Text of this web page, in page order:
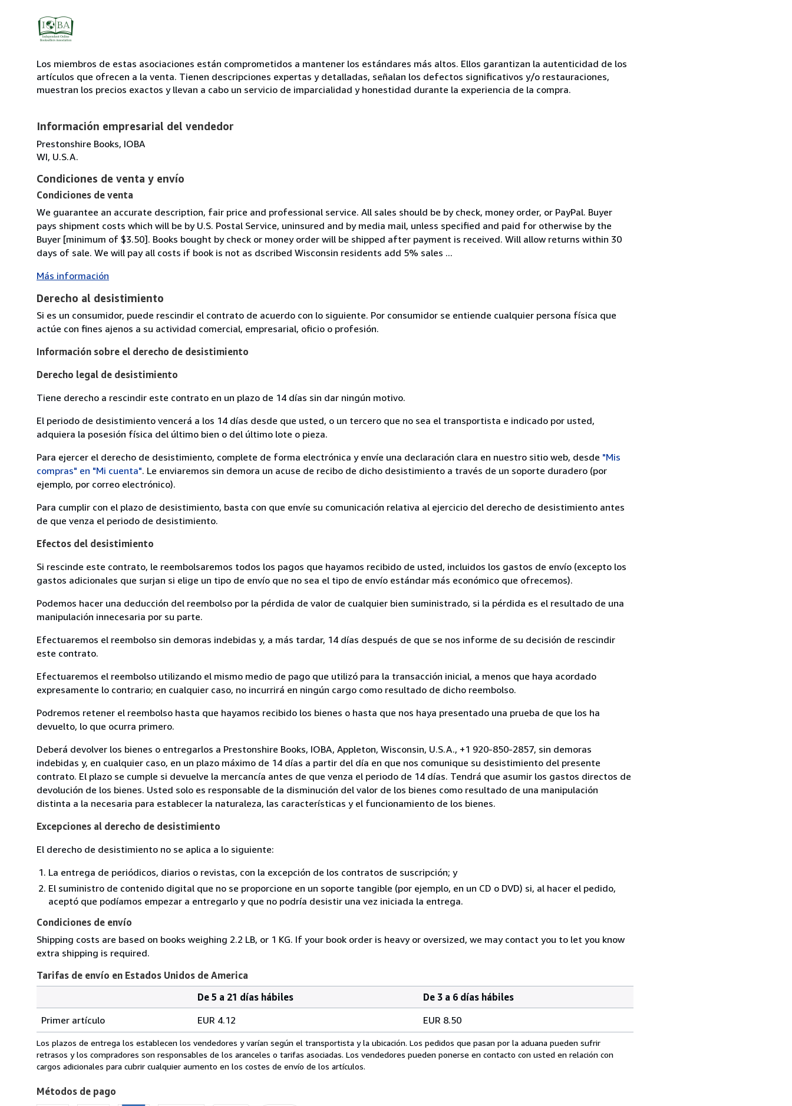
Los miembros de estas asociaciones están comprometidos a mantener los estándares más altos. Ellos garantizan la autenticidad de los
artículos que ofrecen a la venta. Tienen descripciones expertas y detalladas, señalan los defectos significativos y/o restauraciones,
muestran los precios exactos y llevan a cabo un servicio de imparcialidad y honestidad durante la experiencia de la compra.
Información empresarial del vendedor
Prestonshire Books, IOBA
WI, U.S.A.
Condiciones de venta y envío
Condiciones de venta
We guarantee an accurate description, fair price and professional service. All sales should be by check, money order, or PayPal. Buyer
pays shipment costs which will be by U.S. Postal Service, uninsured and by media mail, unless specified and paid for otherwise by the
Buyer [minimum of $3.50]. Books bought by check or money order will be shipped after payment is received. Will allow returns within 30
days of sale. We will pay all costs if book is not as dscribed Wisconsin residents add 5% sales ...
Más información
Derecho al desistimiento
Si es un consumidor, puede rescindir el contrato de acuerdo con lo siguiente. Por consumidor se entiende cualquier persona física que
actúe con fines ajenos a su actividad comercial, empresarial, oficio o profesión.
Información sobre el derecho de desistimiento
Derecho legal de desistimiento
Tiene derecho a rescindir este contrato en un plazo de 14 días sin dar ningún motivo.
El periodo de desistimiento vencerá a los 14 días desde que usted, o un tercero que no sea el transportista e indicado por usted,
adquiera la posesión física del último bien o del último lote o pieza.
Para ejercer el derecho de desistimiento, complete de forma electrónica y envíe una declaración clara en nuestro sitio web, desde "Mis
compras" en "Mi cuenta". Le enviaremos sin demora un acuse de recibo de dicho desistimiento a través de un soporte duradero (por
ejemplo, por correo electrónico).
Para cumplir con el plazo de desistimiento, basta con que envíe su comunicación relativa al ejercicio del derecho de desistimiento antes
de que venza el periodo de desistimiento.
Efectos del desistimiento
Si rescinde este contrato, le reembolsaremos todos los pagos que hayamos recibido de usted, incluidos los gastos de envío (excepto los
gastos adicionales que surjan si elige un tipo de envío que no sea el tipo de envío estándar más económico que ofrecemos).
Podemos hacer una deducción del reembolso por la pérdida de valor de cualquier bien suministrado, si la pérdida es el resultado de una
manipulación innecesaria por su parte.
Efectuaremos el reembolso sin demoras indebidas y, a más tardar, 14 días después de que se nos informe de su decisión de rescindir
este contrato.
Efectuaremos el reembolso utilizando el mismo medio de pago que utilizó para la transacción inicial, a menos que haya acordado
expresamente lo contrario; en cualquier caso, no incurrirá en ningún cargo como resultado de dicho reembolso.
Podremos retener el reembolso hasta que hayamos recibido los bienes o hasta que nos haya presentado una prueba de que los ha
devuelto, lo que ocurra primero.
Deberá devolver los bienes o entregarlos a Prestonshire Books, IOBA, Appleton, Wisconsin, U.S.A., +1 920-850-2857, sin demoras
indebidas y, en cualquier caso, en un plazo máximo de 14 días a partir del día en que nos comunique su desistimiento del presente
contrato. El plazo se cumple si devuelve la mercancía antes de que venza el periodo de 14 días. Tendrá que asumir los gastos directos de
devolución de los bienes. Usted solo es responsable de la disminución del valor de los bienes como resultado de una manipulación
distinta a la necesaria para establecer la naturaleza, las características y el funcionamiento de los bienes.
Excepciones al derecho de desistimiento
El derecho de desistimiento no se aplica a lo siguiente:
La entrega de periódicos, diarios o revistas, con la excepción de los contratos de suscripción; y
El suministro de contenido digital que no se proporcione en un soporte tangible (por ejemplo, en un CD o DVD) si, al hacer el pedido,
aceptó que podíamos empezar a entregarlo y que no podría desistir una vez iniciada la entrega.
Condiciones de envío
Shipping costs are based on books weighing 2.2 LB, or 1 KG. If your book order is heavy or oversized, we may contact you to let you know
extra shipping is required.
Tarifas de envío en Estados Unidos de America
de
envío
en
Estados
de
pedido
De 5 a 21 días hábiles
De 3 a 6 días hábiles
Primer artículo
EUR 4.12 EUR 8.50
Los plazos de entrega los establecen los vendedores y varían según el transportista y la ubicación. Los pedidos que pasan por la aduana pueden sufrir
retrasos y los compradores son responsables de los aranceles o tarifas asociadas. Los vendedores pueden ponerse en contacto con usted en relación con
cargos adicionales para cubrir cualquier aumento en los costes de envío de los artículos.
Métodos de pago